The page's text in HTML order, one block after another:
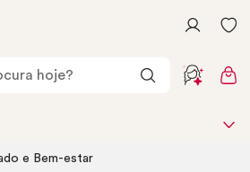
e Bem-estar